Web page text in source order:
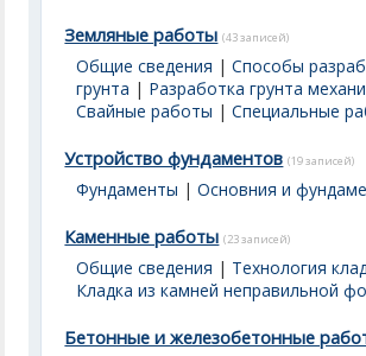
Земляные работы (43 записей)
Общие сведения |Способы
грунта | Разработка грунта
Свайные работы |Специальные
Устройство фундаментов (19 записей)
Фундаменты |Основния и
Каменные работы (23 записей)
Общие сведения | Технология
Кладка из камней неправильной
Бетонные и железобетонные